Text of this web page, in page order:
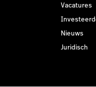
Vacatures
Nieuws
Juridisch